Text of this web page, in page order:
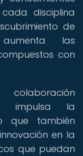
disciplina
de
las
con
impulsa la
que también
en la
que puedan